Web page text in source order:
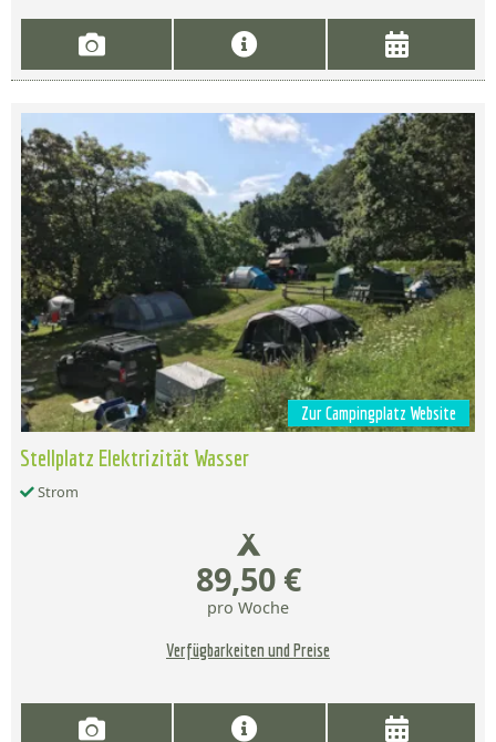
Zur Campingplatz Website
Stellplatz Elektrizität Wasser
Strom
89,50 €
pro Woche
Verfügbarkeiten und Preise